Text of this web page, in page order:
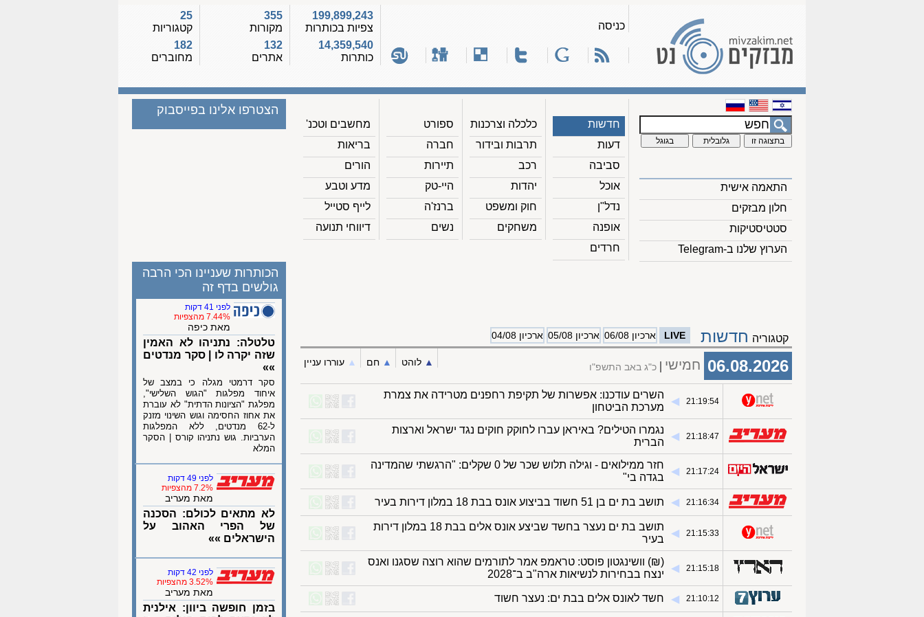
כניסה
199,899,243
צפיות בכותרות
14,359,540
כותרות
355
מקורות
132
אתרים
25
קטגוריות
182
מחוברים
התאמה אישית
חלון מבזקים
סטטיסטיקות
הערוץ שלנו ב-Telegram
חדשות
דעות
סביבה
אוכל
נדל"ן
אופנה
חרדים
כלכלה וצרכנות
תרבות ובידור
רכב
יהדות
חוק ומשפט
משחקים
ספורט
חברה
תיירות
היי-טק
ברנז'ה
נשים
מחשבים וטכנ'
בריאות
הורים
מדע וטבע
לייף סטייל
דיווחי תנועה
הצטרפו אלינו בפייסבוק
קטגוריה חדשות LIVE ארכיון 06/08 ארכיון 05/08 ארכיון 04/08
06.08.2026 חמישי כ"ג באב התשפ"ו ▲︎ לוהט ▲︎ חם ▲︎ עוררו עניין
21:19:54
◀︎
השרים עודכנו: אפשרות של תקיפת רחפנים מטרידה את צמרת
מערכת הביטחון
21:18:47
◀︎
נגמרו הטילים? באיראן עברו לחוקק חוקים נגד ישראל וארצות
הברית
21:17:24
◀︎
חזר ממילואים - וגילה תלוש שכר של 0 שקלים: "הרגשתי שהמדינה
בגדה בי"
21:16:34
◀︎ תושב בת ים בן 51 חשוד בביצוע אונס בבת 18 במלון דירות בעיר
21:15:33
◀︎
תושב בת ים נעצר בחשד שביצע אונס אלים בבת 18 במלון דירות
בעיר
21:15:18
◀︎
(₪) וושינגטון פוסט: טראמפ אמר לתורמים שהוא רוצה שסגנו ואנס
ינצח בבחירות לנשיאות ארה"ב ב־2028
21:10:12
◀︎ חשד לאונס אלים בבת ים: נעצר חשוד
הכותרות שעניינו הכי הרבה
גולשים בדף זה
לפני 41 דקות
7.44% מהצפיות
מאת כיפה
טלטלה: נתניהו לא האמין
שזה יקרה לו | סקר מנדטים
»»
סקר דרמטי מגלה כי במצב של
איחוד מפלגות "הגוש השלישי",
מפלגת "הציונות הדתית" לא עוברת
את אחוז החסימה וגוש השינוי מזנק
ל-62 מנדטים, ללא המפלגות
הערביות. גוש נתניהו קורס | הסקר
המלא
לפני 49 דקות
7.2% מהצפיות
מאת מעריב
לא מתאים לכולם: הסכנה
של הפרי האהוב על
הישראלים »»
לפני 42 דקות
3.52% מהצפיות
מאת מעריב
בזמן חופשה ביוון: אילנית